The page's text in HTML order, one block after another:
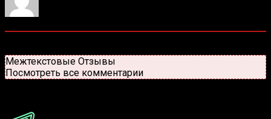
Межтекстовые Отзывы
Посмотреть все комментарии